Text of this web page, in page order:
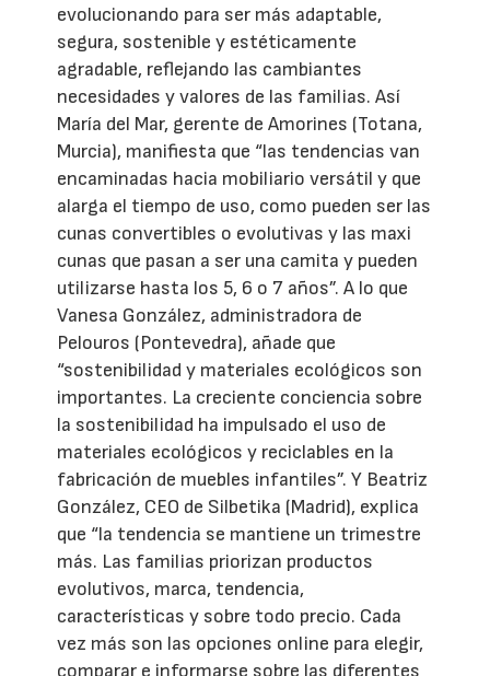
evolucionando para ser más adaptable,
segura, sostenible y estéticamente
agradable, reflejando las cambiantes
necesidades y valores de las familias. Así
María del Mar, gerente de Amorines (Totana,
Murcia), manifiesta que “las tendencias van
encaminadas hacia mobiliario versátil y que
alarga el tiempo de uso, como pueden ser las
cunas convertibles o evolutivas y las maxi
cunas que pasan a ser una camita y pueden
utilizarse hasta los 5, 6 o 7 años”. A lo que
Vanesa González, administradora de
Pelouros (Pontevedra), añade que
“sostenibilidad y materiales ecológicos son
importantes. La creciente conciencia sobre
la sostenibilidad ha impulsado el uso de
materiales ecológicos y reciclables en la
fabricación de muebles infantiles”. Y Beatriz
González, CEO de Silbetika (Madrid), explica
que “la tendencia se mantiene un trimestre
más. Las familias priorizan productos
evolutivos, marca, tendencia,
características y sobre todo precio. Cada
vez más son las opciones online para elegir,
comparar e informarse sobre las diferentes